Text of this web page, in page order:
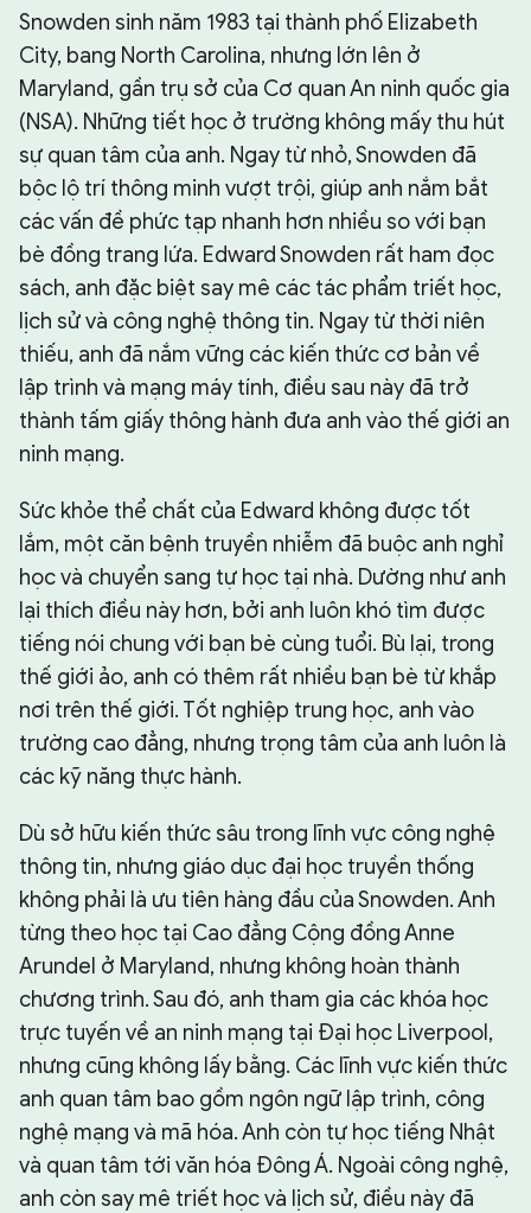
Snowden sinh năm 1983 tại thành phố Elizabeth
City, bang North Carolina, nhưng lớn lên ở
Maryland, gần trụ sở của Cơ quan An ninh quốc gia
(NSA). Những tiết học ở trường không mấy thu hút
sự quan tâm của anh. Ngay từ nhỏ, Snowden đã
bộc lộ trí thông minh vượt trội, giúp anh nắm bắt
các vấn đề phức tạp nhanh hơn nhiều so với bạn
bè đồng trang lứa. Edward Snowden rất ham đọc
sách, anh đặc biệt say mê các tác phẩm triết học,
lịch sử và công nghệ thông tin. Ngay từ thời niên
thiếu, anh đã nắm vững các kiến thức cơ bản về
lập trình và mạng máy tính, điều sau này đã trở
thành tấm giấy thông hành đưa anh vào thế giới an
ninh mạng.
Sức khỏe thể chất của Edward không được tốt
lắm, một căn bệnh truyền nhiễm đã buộc anh nghỉ
học và chuyển sang tự học tại nhà. Dường như anh
lại thích điều này hơn, bởi anh luôn khó tìm được
tiếng nói chung với bạn bè cùng tuổi. Bù lại, trong
thế giới ảo, anh có thêm rất nhiều bạn bè từ khắp
nơi trên thế giới. Tốt nghiệp trung học, anh vào
trường cao đẳng, nhưng trọng tâm của anh luôn là
các kỹ năng thực hành.
Dù sở hữu kiến thức sâu trong lĩnh vực công nghệ
thông tin, nhưng giáo dục đại học truyền thống
không phải là ưu tiên hàng đầu của Snowden. Anh
từng theo học tại Cao đẳng Cộng đồng Anne
Arundel ở Maryland, nhưng không hoàn thành
chương trình. Sau đó, anh tham gia các khóa học
trực tuyến về an ninh mạng tại Đại học Liverpool,
nhưng cũng không lấy bằng. Các lĩnh vực kiến thức
anh quan tâm bao gồm ngôn ngữ lập trình, công
nghệ mạng và mã hóa. Anh còn tự học tiếng Nhật
và quan tâm tới văn hóa Đông Á. Ngoài công nghệ,
anh còn say mê triết học và lịch sử, điều này đã